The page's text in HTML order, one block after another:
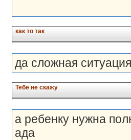
как то так
да сложная
Тебе не скажу
а ребенку нужна
ада